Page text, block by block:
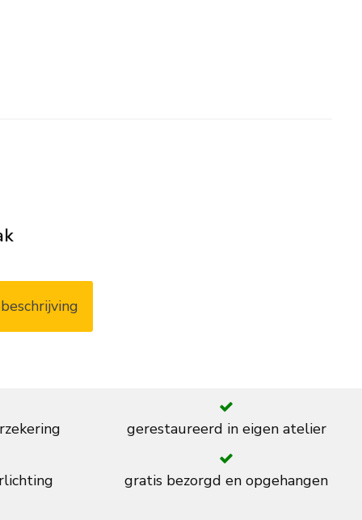
gerestaureerd in eigen atelier
gratis bezorgd en opgehangen